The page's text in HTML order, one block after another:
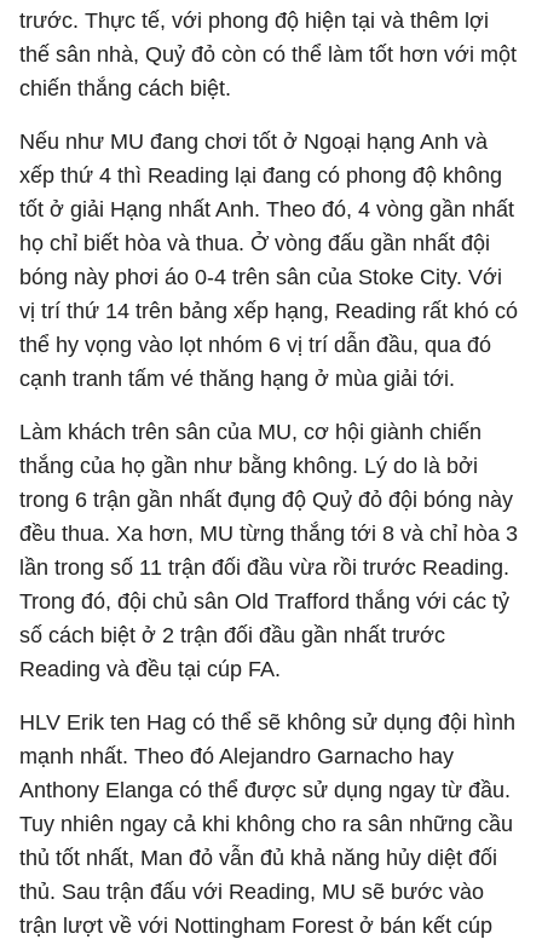
trước. Thực tế, với phong độ hiện tại và thêm lợi
thế sân nhà, Quỷ đỏ còn có thể làm tốt hơn với một
chiến thắng cách biệt.
Nếu như MU đang chơi tốt ở Ngoại hạng Anh và
xếp thứ 4 thì Reading lại đang có phong độ không
tốt ở giải Hạng nhất Anh. Theo đó, 4 vòng gần nhất
họ chỉ biết hòa và thua. Ở vòng đấu gần nhất đội
bóng này phơi áo 0-4 trên sân của Stoke City. Với
vị trí thứ 14 trên bảng xếp hạng, Reading rất khó có
thể hy vọng vào lọt nhóm 6 vị trí dẫn đầu, qua đó
cạnh tranh tấm vé thăng hạng ở mùa giải tới.
Làm khách trên sân của MU, cơ hội giành chiến
thắng của họ gần như bằng không. Lý do là bởi
trong 6 trận gần nhất đụng độ Quỷ đỏ đội bóng này
đều thua. Xa hơn, MU từng thắng tới 8 và chỉ hòa 3
lần trong số 11 trận đối đầu vừa rồi trước Reading.
Trong đó, đội chủ sân Old Trafford thắng với các tỷ
số cách biệt ở 2 trận đối đầu gần nhất trước
Reading và đều tại cúp FA.
HLV Erik ten Hag có thể sẽ không sử dụng đội hình
mạnh nhất. Theo đó Alejandro Garnacho hay
Anthony Elanga có thể được sử dụng ngay từ đầu.
Tuy nhiên ngay cả khi không cho ra sân những cầu
thủ tốt nhất, Man đỏ vẫn đủ khả năng hủy diệt đối
thủ. Sau trận đấu với Reading, MU sẽ bước vào
trận lượt về với Nottingham Forest ở bán kết cúp